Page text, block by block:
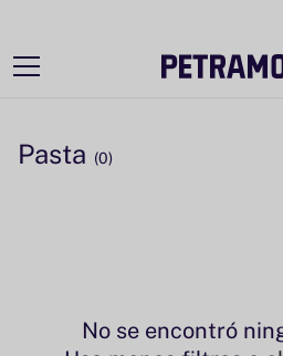
Pasta (0)
No se encontró